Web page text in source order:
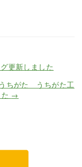
更新しました
うちがた うちがた工
→